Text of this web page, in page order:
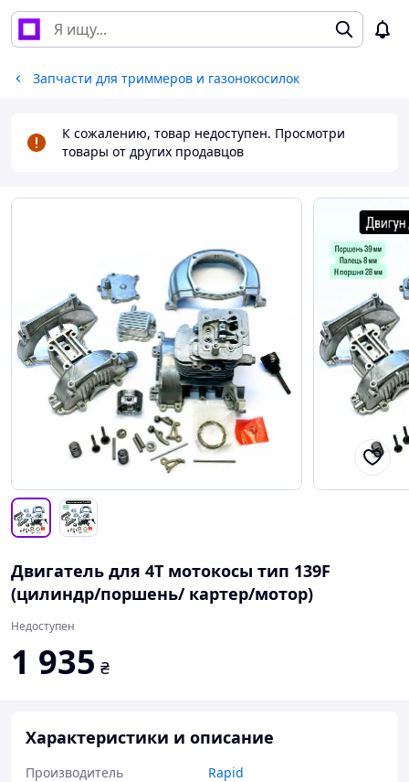
Запчасти для триммеров и газонокосилок
К сожалению, товар недоступен. Просмотри
товары от других продавцов
Двигатель для 4Т мотокосы тип 139F
(цилиндр/поршень/ картер/мотор)
Недоступен
1 935 ₴
Характеристики и описание
Производитель
Rapid